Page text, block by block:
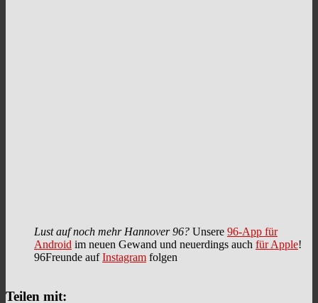
Lust auf noch mehr Hannover 96? Unsere 96-App für
Android im neuen Gewand und neuerdings auch für Apple!
96Freunde aufInstagram folgen
Teilen mit: